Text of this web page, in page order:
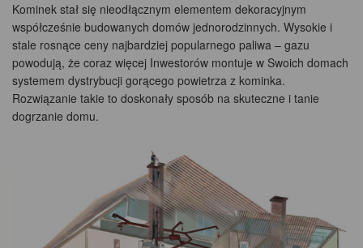
Kominek stał się nieodłącznym elementem dekoracyjnym
współcześnie budowanych domów jednorodzinnych. Wysokie i
stale rosnące ceny najbardziej popularnego paliwa – gazu
powodują, że coraz więcej Inwestorów montuje w Swoich domach
systemem dystrybucji gorącego powietrza z kominka.
Rozwiązanie takie to doskonały sposób na skuteczne i tanie
dogrzanie domu.